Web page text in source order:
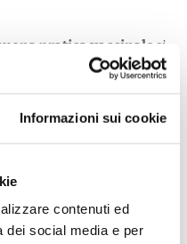
Informazioni sui cookie
contenuti ed
dei social media e per
pratica vaccinalesi
consapevolezza dei
e il senso di
e l’importanza
compresa.
la stessa lingua,quella
percorso la